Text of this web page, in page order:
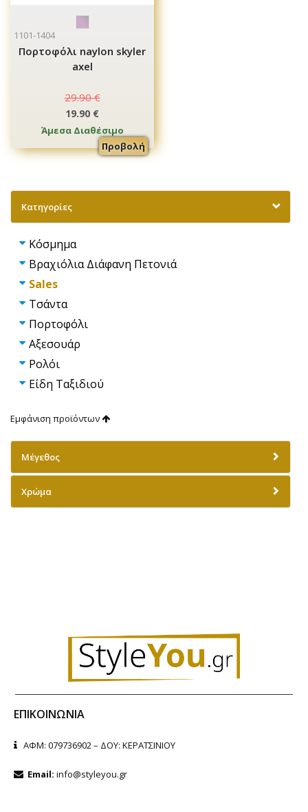
1101-1404
Πορτοφόλι naylon skyler
axel
29.90 €
19.90 €
Άμεσα Διαθέσιμο
Προβολή
Κατηγορίες
Κόσμημα
Βραχιόλια Διάφανη Πετονιά
Sales
Τσάντα
Πορτοφόλι
Αξεσουάρ
Ρολόι
Είδη Ταξιδιού
Εμφάνιση προϊόντων
Μέγεθος
Χρώμα
ΕΠΙΚΟΙΝΩΝΊΑ
ΑΦΜ: 079736902 – ΔΟΥ: ΚΕΡΑΤΣΙΝΙΟΥ
Email: info@styleyou.gr